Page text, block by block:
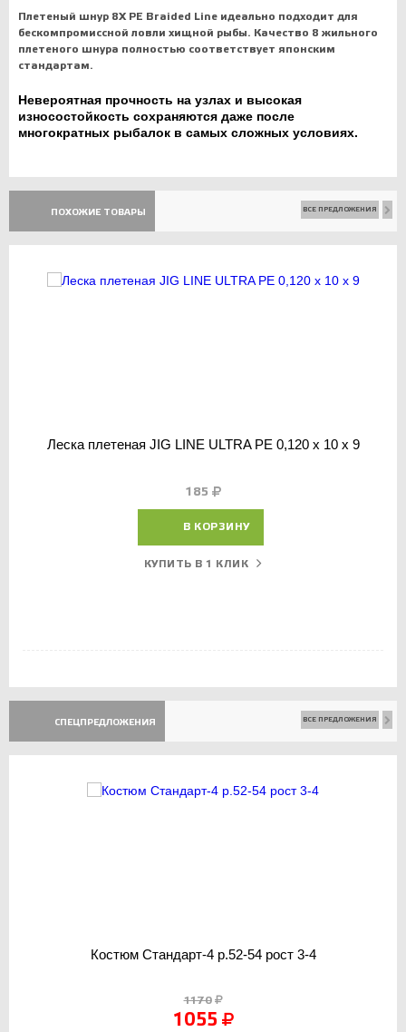
Плетеный шнур 8X PE Braided Line идеально подходит для
бескомпромиссной ловли хищной рыбы. Качество 8 жильного
плетеного шнура полностью соответствует японским
стандартам.
Невероятная прочность на узлах и высокая
износостойкость сохраняются даже после
многократных рыбалок в самых сложных условиях.
ПОХОЖИЕ ТОВАРЫ ВСЕ ПРЕДЛОЖЕНИЯ
Леска плетеная JIG LINE ULTRA РЕ 0,120 х 10 х 9
185
В КОРЗИНУ
КУПИТЬ В 1 КЛИК
СПЕЦПРЕДЛОЖЕНИЯ ВСЕ ПРЕДЛОЖЕНИЯ
Костюм Стандарт-4 р.52-54 рост 3-4
1170
1055